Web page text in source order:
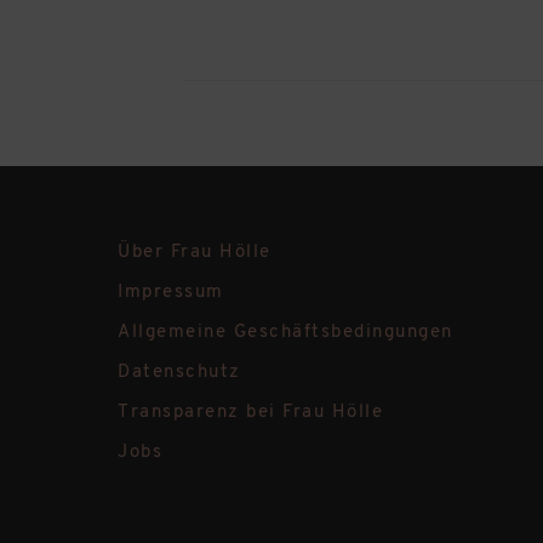
Über Frau Hölle
Impressum
Allgemeine Geschäftsbedingungen
Datenschutz
Transparenz bei Frau Hölle
Jobs